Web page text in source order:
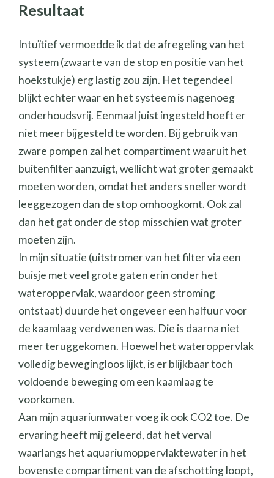
Resultaat
Intuïtief vermoedde ik dat de afregeling van het
systeem (zwaarte van de stop en positie van het
hoekstukje) erg lastig zou zijn. Het tegendeel
blijkt echter waar en het systeem is nagenoeg
onderhoudsvrij. Eenmaal juist ingesteld hoeft er
niet meer bijgesteld te worden. Bij gebruik van
zware pompen zal het compartiment waaruit het
buitenfilter aanzuigt, wellicht wat groter gemaakt
moeten worden, omdat het anders sneller wordt
leeggezogen dan de stop omhoogkomt. Ook zal
dan het gat onder de stop misschien wat groter
moeten zijn.
In mijn situatie (uitstromer van het filter via een
buisje met veel grote gaten erin onder het
wateroppervlak, waardoor geen stroming
ontstaat) duurde het ongeveer een halfuur voor
de kaamlaag verdwenen was. Die is daarna niet
meer teruggekomen. Hoewel het wateroppervlak
volledig bewegingloos lijkt, is er blijkbaar toch
voldoende beweging om een kaamlaag te
voorkomen.
Aan mijn aquariumwater voeg ik ook CO2 toe. De
ervaring heeft mij geleerd, dat het verval
waarlangs het aquariumoppervlaktewater in het
bovenste compartiment van de afschotting loopt,